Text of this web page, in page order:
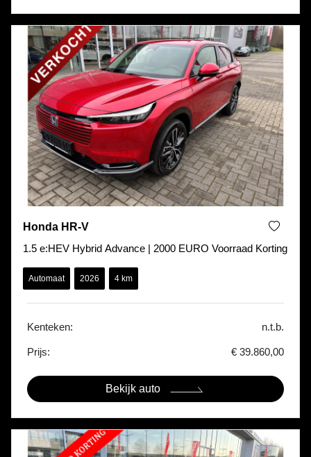
Honda HR-V
1.5 e:HEV Hybrid Advance | 2000 EURO Voorraad Korting
Automaat 2026 4 km
Kenteken: n.t.b.
Prijs: € 39.860,00
Bekijk auto